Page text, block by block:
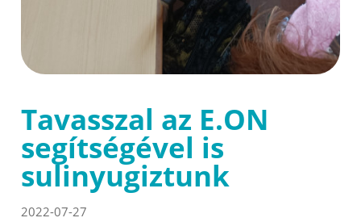
Tavasszal az E.ON
segítségével is
sulinyugiztunk
2022-07-27